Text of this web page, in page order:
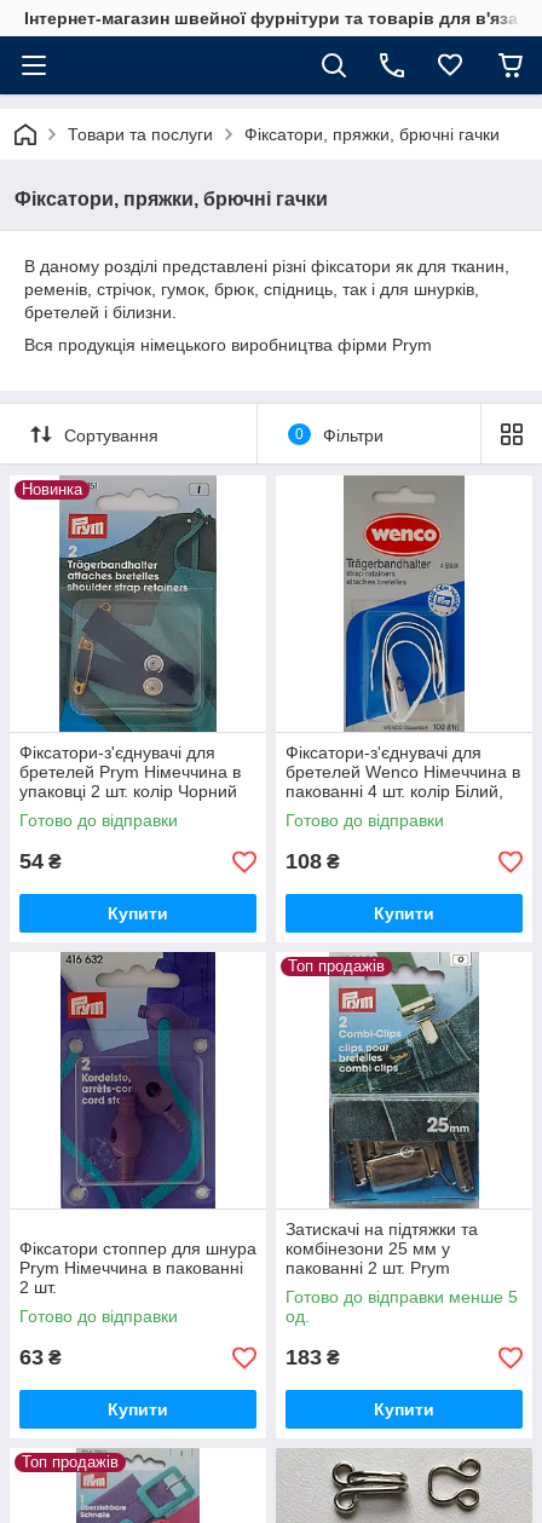
Інтернет-магазин швейної фурнітури та товарів для
Товари та послуги Фіксатори, пряжки, брючні гачки
Фіксатори, пряжки, брючні гачки
В даному розділі представлені різні фіксатори як для тканин,
ременів, стрічок, гумок, брюк, спідниць, так і для шнурків,
бретелей і білизни.
Вся продукція німецького виробництва фірми Prym
Сортування 0 Фільтри
Новинка
Фіксатори-з'єднувачі для
бретелей Prym Німеччина в
упаковці 2 шт. колір Чорний
застібка кнопка та 2 булавки
Готово до відправки
54 ₴
Купити
Фіксатори-з'єднувачі для
бретелей Wenco Німеччина в
пакованні 4 шт. колір Білий,
застібка кнопка
Готово до відправки
108 ₴
Купити
Фіксатори стоппер для шнура
Prym Німеччина в пакованні
2 шт.
Готово до відправки
63 ₴
Купити
Топ продажів
Затискачі на підтяжки та
комбінезони 25 мм у
пакованні 2 шт. Prym
Німеччина
Готово до відправки менше 5
од.
183 ₴
Купити
Топ продажів